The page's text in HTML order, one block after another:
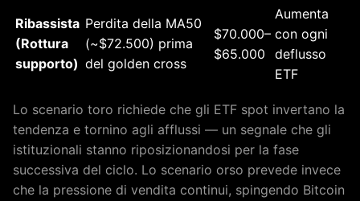
Ribassista
(Rottura
supporto)
Perdita della MA50
(~$72.500) prima
del golden cross
$70.000–
$65.000
Aumenta
con ogni
deflusso
ETF
Lo scenario toro richiede che gli ETF spot invertano la
tendenza e tornino agli afflussi — un segnale che gli
istituzionali stanno riposizionandosi per la fase
successiva del ciclo. Lo scenario orso prevede invece
che la pressione di vendita continui, spingendo Bitcoin